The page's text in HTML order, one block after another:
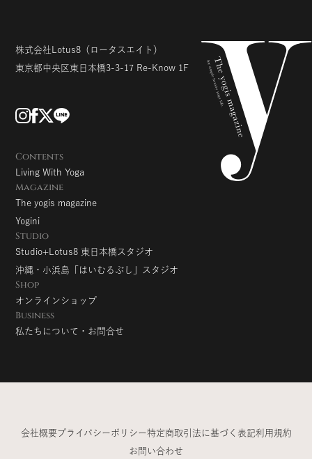
株式会社Lotus8 （ロータスエイト）
東京都中央区東日本橋3-3-17 Re-Know 1F
Contents
Living With Yoga
Magazine
The yogis magazine
Yogini
Studio
Studio+Lotus8 東日本橋スタジオ
沖縄・小浜島「はいむるぶし」スタジオ
Shop
オンラインショップ
Business
私たちについて・お問合せ
会社概要プライバシーポリシー特定商取引法に基づく表記利用規約
お問い合わせ